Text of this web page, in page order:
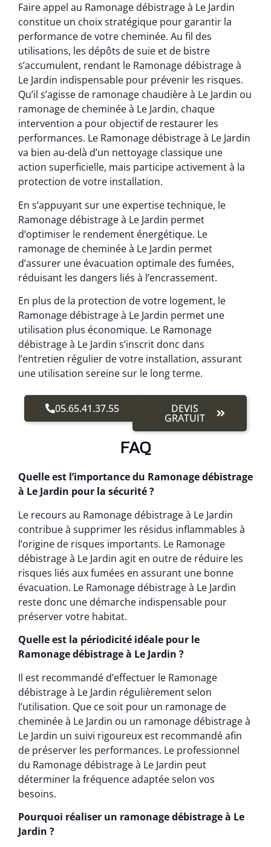
Faire appel au Ramonage débistrage à Le Jardin
constitue un choix stratégique pour garantir la
performance de votre cheminée. Au fil des
utilisations, les dépôts de suie et de bistre
s’accumulent, rendant le Ramonage débistrage à
Le Jardin indispensable pour prévenir les risques.
Qu’il s’agisse de ramonage chaudière à Le Jardin ou
ramonage de cheminée à Le Jardin, chaque
intervention a pour objectif de restaurer les
performances. Le Ramonage débistrage à Le Jardin
va bien au-delà d’un nettoyage classique une
action superficielle, mais participe activement à la
protection de votre installation.
En s’appuyant sur une expertise technique, le
Ramonage débistrage à Le Jardin permet
d’optimiser le rendement énergétique. Le
ramonage de cheminée à Le Jardin permet
d’assurer une évacuation optimale des fumées,
réduisant les dangers liés à l’encrassement.
En plus de la protection de votre logement, le
Ramonage débistrage à Le Jardin permet une
utilisation plus économique. Le Ramonage
débistrage à Le Jardin s’inscrit donc dans
l’entretien régulier de votre installation, assurant
une utilisation sereine sur le long terme.
05.65.41.37.55 DEVIS
GRATUIT
FAQ
Quelle est l’importance du Ramonage débistrage
à Le Jardin pour la sécurité ?
Le recours au Ramonage débistrage à Le Jardin
contribue à supprimer les résidus inflammables à
l’origine de risques importants. Le Ramonage
débistrage à Le Jardin agit en outre de réduire les
risques liés aux fumées en assurant une bonne
évacuation. Le Ramonage débistrage à Le Jardin
reste donc une démarche indispensable pour
préserver votre habitat.
Quelle est la périodicité idéale pour le
Ramonage débistrage à Le Jardin ?
Il est recommandé d’effectuer le Ramonage
débistrage à Le Jardin régulièrement selon
l’utilisation. Que ce soit pour un ramonage de
cheminée à Le Jardin ou un ramonage débistrage à
Le Jardin un suivi rigoureux est recommandé afin
de préserver les performances. Le professionnel
du Ramonage débistrage à Le Jardin peut
déterminer la fréquence adaptée selon vos
besoins.
Pourquoi réaliser un ramonage débistrage à Le
Jardin ?